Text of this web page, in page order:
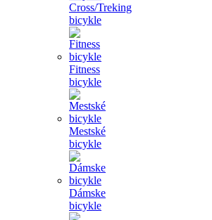
Cross/Treking
bicykle
Fitness
bicykle
Mestské
bicykle
Dámske
bicykle